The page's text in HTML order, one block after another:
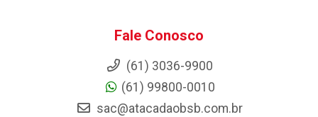
Fale Conosco
(61) 3036-9900
(61) 99800-0010
sac@atacadaobsb.com.br